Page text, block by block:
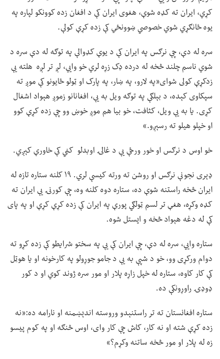
کړي، ایران ته کډه شوې، هغوی ایران کې د افغان زده کوونکو لپاره په
یوه ځانګړي شوي خصوصي ښوونځي کې زده کړې کولې.
سره له دې، چې نرګس په ایران کې د یوې کډوالې په توګه له دې سره د
شوي ناسم چلند څخه له درده ډک زړه لري خو وايي، لږ تر لږه هلته یې
زدکړې کولی شوای«په لارو، په ښار، په پارک او ټولو ځایونو کې موږ ته
سپکاوی کېده، د بېلګې په توګه ویل به یې، افغانانو زموږ هېواد اشغال
کړی. یا به یې ویل، کثافت، خو بیا هم موږ خوښ وو چې زده کړې کوو
او خپلو هیلو ته رسېږو.»
خو اوس د نرګس او خور ورځې یې د غالۍ اوبدلو کڼي کې خاورې کېږي.
ډېری نجونې نرګس او روشن ته ورته کیسې لري. ۱۹ کلنه ستاره تازه له
ایران څخه راستنه شوې ده، ستاره دوه کلنه وه، چې کورنۍ یې ایران ته
کډه وکړه، هغې تر لسم ټولګي پورې په ایران کې زده کړې کړې او په پای
کې له دغه هېواد څخه و ایستل شوه.
ستاره وايي، سره له دې، چې ایران کې يې په سختو شرایطو کې زده کړو ته
دوام ورکړی وو، خو د شپې به یې د جامو جوړولو په کارخونه او یا هوټل
کې کار کاوه، ستاره له خپل زاړه پلار او مور سره ژوند کوي او د کور
ډوډۍ راوړونکې ده.
ستاره افغانستان ته تر راستنېدو وروسته اندېښمنه او نارامه ده:«نه
زده کړې شته او نه کار، کاش چې کار وای، اوس څنګه او په کوم پیسو
زه له پلار او مور څخه ساتنه وکړم؟»